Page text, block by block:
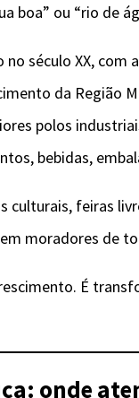
boa” ou “rio de
no século XX, com
da Região
polos
bebidas,
culturais, feiras
moradores de
É
onde